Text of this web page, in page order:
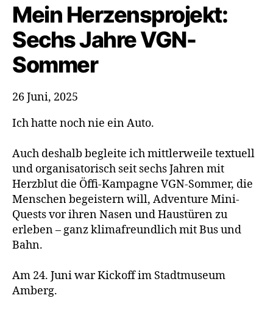
Mein Herzensprojekt:
Sechs Jahre VGN-
Sommer
26 Juni, 2025
Ich hatte noch nie ein Auto.
Auch deshalb begleite ich mittlerweile textuell
und organisatorisch seit sechs Jahren mit
Herzblut die Öffi-Kampagne VGN-Sommer, die
Menschen begeistern will, Adventure Mini-
Quests vor ihren Nasen und Haustüren zu
erleben – ganz klimafreundlich mit Bus und
Bahn.
Am 24. Juni war Kickoff im Stadtmuseum
Amberg.